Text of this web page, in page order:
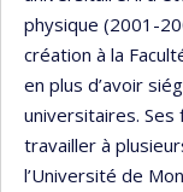
physique (2001-
création à la
en plus d’avoir
universitaires. Ses
travailler à
l’Université de